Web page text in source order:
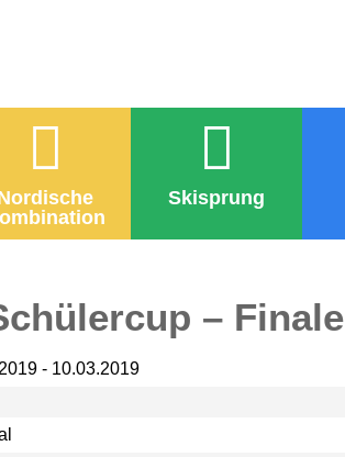
Skisprung
– Finale
- 10.03.2019